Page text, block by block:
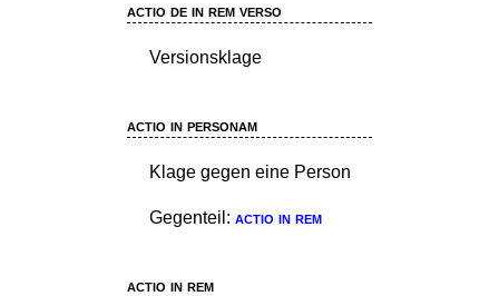
actio de in rem verso
Versionsklage
actio in personam
Klage gegen eine Person
Gegenteil: actio in rem
actio in rem